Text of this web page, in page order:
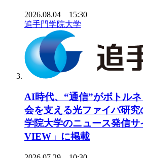
2026.08.04 15:30
追手門学院大学
AI時代、“通信”がボトル
会を支える光ファイバ研
学院大学のニュース発信
VIEW」に掲載